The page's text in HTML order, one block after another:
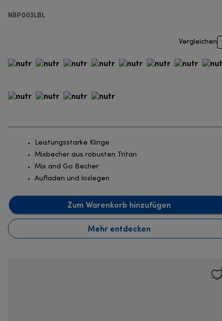
NBP003LBL
Vergleichen
Leistungsstarke Klinge
Mixbecher aus robusten Tritan
Mix and Go Becher
Aufladen und loslegen
Zum Warenkorb hinzufügen
Mehr entdecken